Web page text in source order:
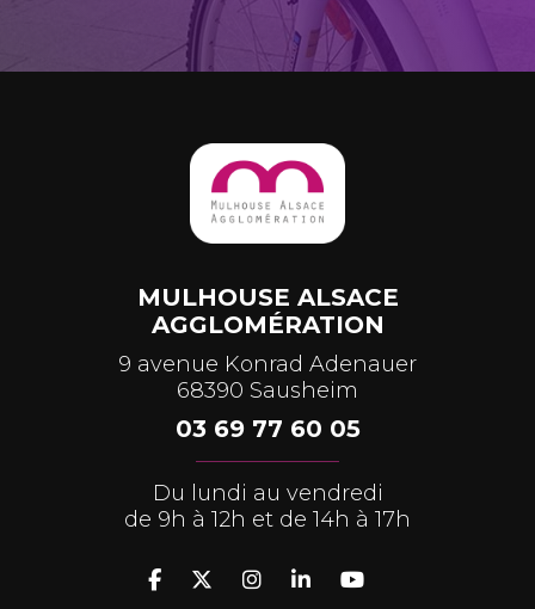
MULHOUSE ALSACE
AGGLOMÉRATION
9 avenue Konrad Adenauer
68390 Sausheim
03 69 77 60 05
Du lundi au vendredi
de 9h à 12h et de 14h à 17h